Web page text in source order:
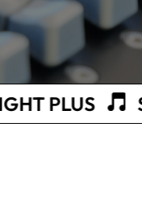
SOUND